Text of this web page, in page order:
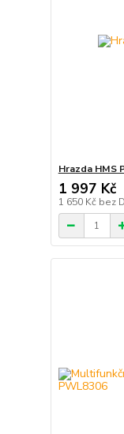
Hrazda HMS
1 997 Kč
1 650 Kč bez